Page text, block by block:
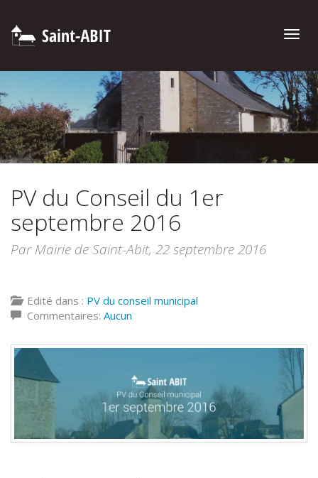
Toggle
PV du Conseil du 1er
septembre 2016
Par Mairie de Saint-Abit, 22 septembre 2016
Edité dans : PV du conseil municipal
Commentaires: Aucun